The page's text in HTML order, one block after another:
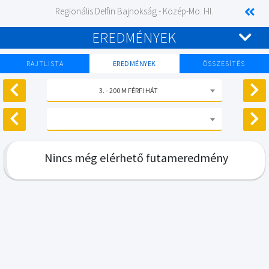
Regionális Delfin Bajnokság - Közép-Mo. I-II.
EREDMÉNYEK
RAJTLISTA EREDMÉNYEK ÖSSZESÍTÉS
3. - 200 M FÉRFI HÁT
Nincs még elérhető futameredmény